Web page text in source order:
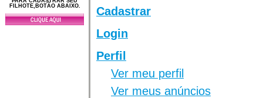
FILHOTE,BOTÃO ABAIXO.
Cadastrar
Login
Perfil
Ver meu perfil
Ver meus anúncios